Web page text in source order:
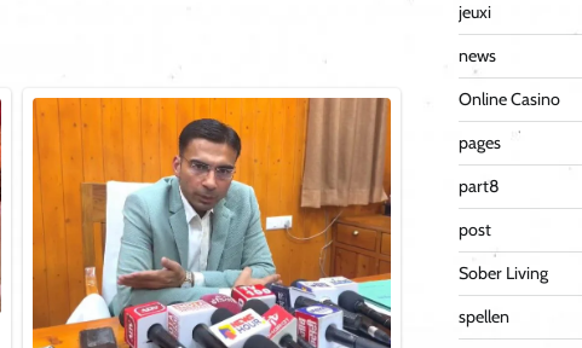
jeuxi
news
Online Casino
pages
part8
post
Sober Living
spellen